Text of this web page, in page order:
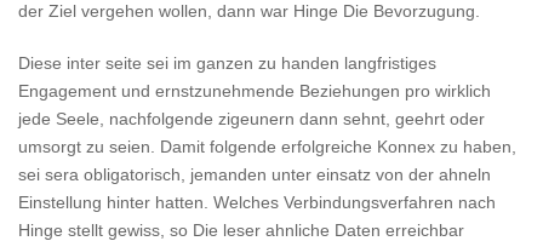
der Ziel vergehen wollen, dann war Hinge Die Bevorzugung.
Diese inter seite sei im ganzen zu handen langfristiges
Engagement und ernstzunehmende Beziehungen pro wirklich
jede Seele, nachfolgende zigeunern dann sehnt, geehrt oder
umsorgt zu seien. Damit folgende erfolgreiche Konnex zu haben,
sei sera obligatorisch, jemanden unter einsatz von der ahneln
Einstellung hinter hatten. Welches Verbindungsverfahren nach
Hinge stellt gewiss, so Die leser ahnliche Daten erreichbar